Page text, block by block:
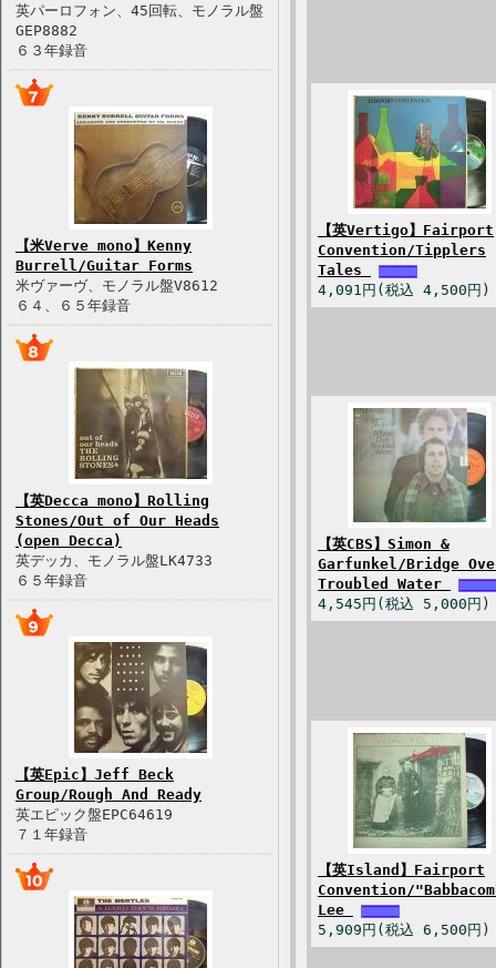
英パーロフォン、45回転、モノラル盤
GEP8882
６３年録音
【米Verve mono】Kenny
Burrell/Guitar Forms
米ヴァーヴ、モノラル盤V8612
６４、６５年録音
【英Decca mono】Rolling
Stones/Out of Our Heads
(open Decca)
英デッカ、モノラル盤LK4733
６５年録音
【英Epic】Jeff Beck
Group/Rough And Ready
英エピック盤EPC64619
７１年録音
【英Vertigo】Fairport
Convention/Tipplers
Tales
4,091円(税込 4,500円)
【英CBS】Simon &
Garfunkel/Bridge
Troubled Water
4,545円(税込 5,000円)
【英Island】Fairport
Convention/
Lee
5,909円(税込 6,500円)